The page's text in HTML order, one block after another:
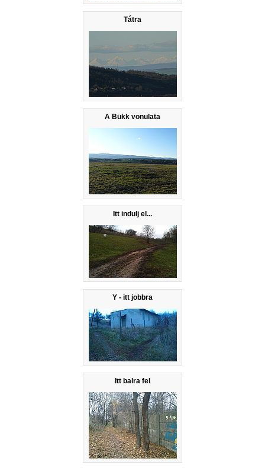
Tátra
A Bükk vonulata
Itt indulj el...
Y - itt jobbra
Itt balra fel